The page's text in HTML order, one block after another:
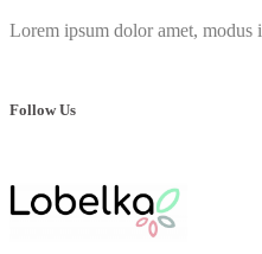
Lorem ipsum dolor amet, modus
Follow Us